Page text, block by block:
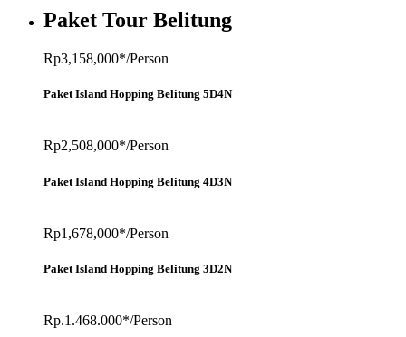
Paket Tour Belitung
Rp3,158,000*/Person
Paket Island Hopping Belitung 5D4N
Rp2,508,000*/Person
Paket Island Hopping Belitung 4D3N
Rp1,678,000*/Person
Paket Island Hopping Belitung 3D2N
Rp.1.468.000*/Person